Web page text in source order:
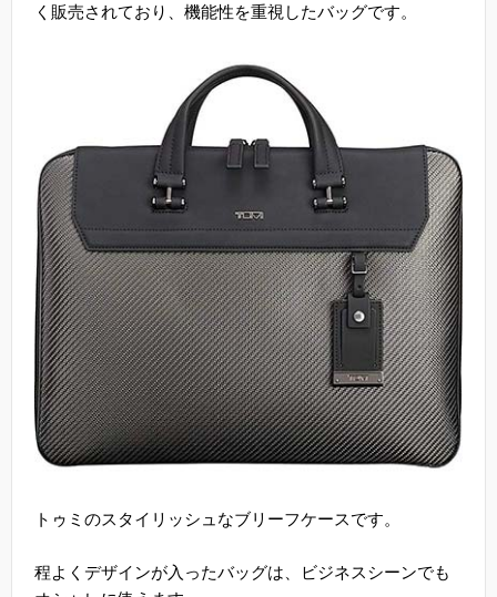
く販売されており、機能性を重視したバッグです。
トゥミのスタイリッシュなブリーフケースです。
程よくデザインが入ったバッグは、ビジネスシーンでも